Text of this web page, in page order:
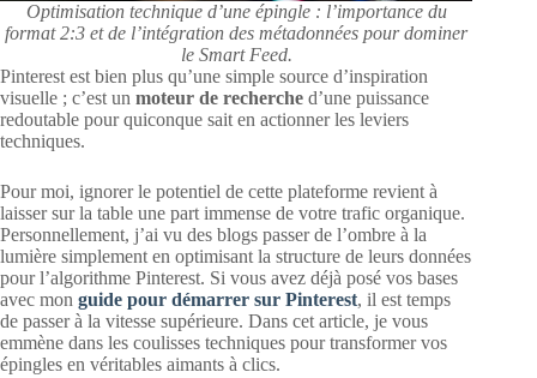
Optimisation technique d’une épingle : l’importance du
format 2:3 et de l’intégration des métadonnées pour dominer
le Smart Feed.
Pinterest est bien plus qu’une simple source d’inspiration
visuelle ; c’est un moteur de recherche d’une puissance
redoutable pour quiconque sait en actionner les leviers
techniques.
Pour moi, ignorer le potentiel de cette plateforme revient à
laisser sur la table une part immense de votre trafic organique.
Personnellement, j’ai vu des blogs passer de l’ombre à la
lumière simplement en optimisant la structure de leurs données
pour l’algorithme Pinterest. Si vous avez déjà posé vos bases
avec mon guide pour démarrer sur Pinterest, il est temps
de passer à la vitesse supérieure. Dans cet article, je vous
emmène dans les coulisses techniques pour transformer vos
épingles en véritables aimants à clics.